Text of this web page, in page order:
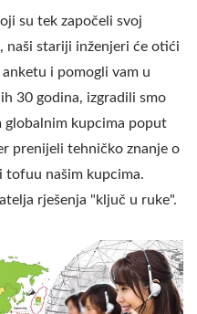
su tek započeli svoj
naši stariji inženjeri će otići
i pomogli vam u
30 godina, izgradili smo
globalnim kupcima poput
prenijeli tehničko znanje o
tofuu našim kupcima.
rješenja "ključ u ruke".